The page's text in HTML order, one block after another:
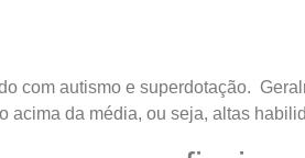
com autismo e superdotação.
da média, ou seja, altas